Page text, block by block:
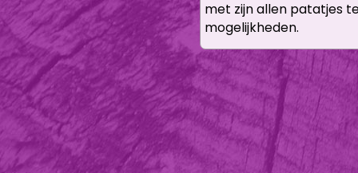
met zijn allen patatjes
mogelijkheden.